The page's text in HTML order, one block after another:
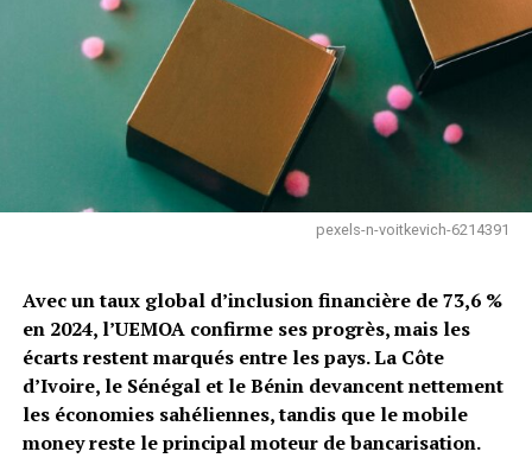
pexels-n-voitkevich-6214391
Avec un taux global d’inclusion financière de 73,6 %
en 2024, l’UEMOA confirme ses progrès, mais les
écarts restent marqués entre les pays. La Côte
d’Ivoire, le Sénégal et le Bénin devancent nettement
les économies sahéliennes, tandis que le mobile
money reste le principal moteur de bancarisation.